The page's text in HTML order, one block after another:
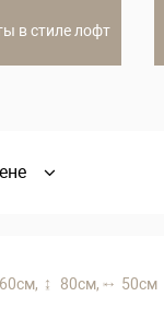
в стиле лофт
см, 80 см, 50 см